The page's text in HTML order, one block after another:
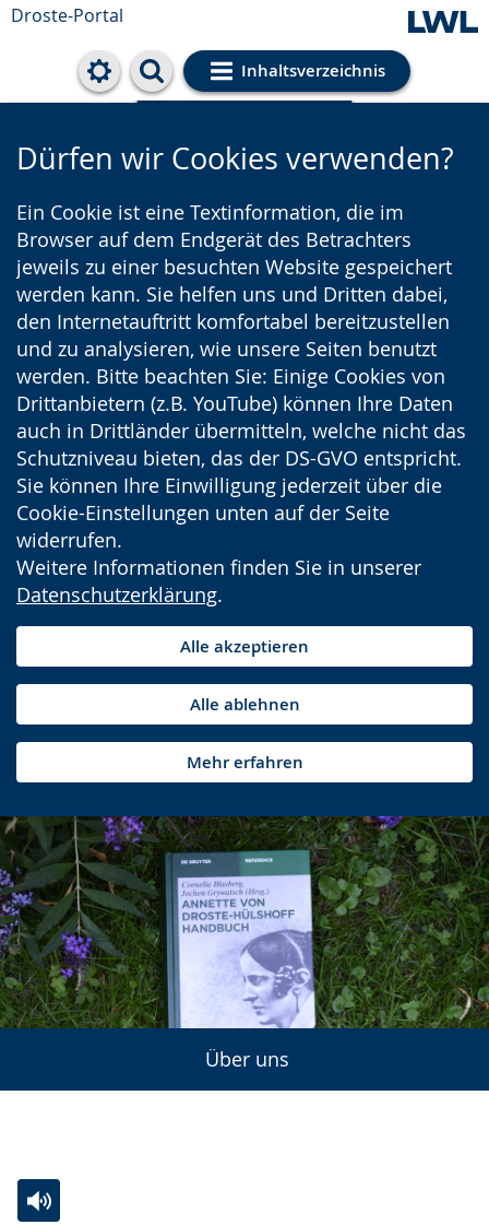
Droste-Portal
Inhaltsverzeichnis
Cookie-Einstellungen
Dürfen wir Cookies verwenden?
Ein Cookie ist eine Textinformation, die im
Browser auf dem Endgerät des Betrachters
jeweils zu einer besuchten Website gespeichert
werden kann. Sie helfen uns und Dritten dabei,
den Internetauftritt komfortabel bereitzustellen
und zu analysieren, wie unsere Seiten benutzt
werden. Bitte beachten Sie: Einige Cookies von
Drittanbietern (z.B. YouTube) können Ihre Daten
auch in Drittländer übermitteln, welche nicht das
Schutzniveau bieten, das der DS-GVO entspricht.
Sie können Ihre Einwilligung jederzeit über die
Cookie-Einstellungen unten auf der Seite
widerrufen.
Weitere Informationen finden Sie in unserer
Datenschutzerklärung.
Alle akzeptieren
Alle ablehnen
Mehr erfahren
Über uns